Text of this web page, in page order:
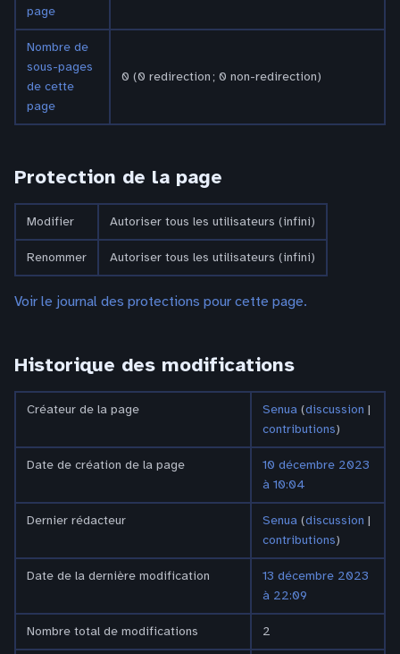
page
Nombre de
sous-pages
de cette
page
0 (0 redirection ; 0 non-redirection)
Protection de la page
Modifier Autoriser tous les utilisateurs (infini)
Renommer Autoriser tous les utilisateurs (infini)
Voir le journal des protections pour cette page.
Historique des modifications
Créateur de la page Senua (discussion |
contributions)
Date de création de la page
10 décembre 2023
à 10:04
Dernier rédacteur Senua (discussion |
contributions)
Date de la dernière modification
13 décembre 2023
à 22:09
Nombre total de modifications 2